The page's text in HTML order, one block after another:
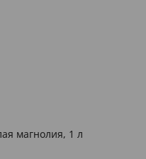
магнолия, 1 л